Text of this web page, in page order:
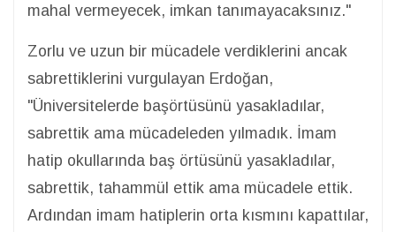
mahal vermeyecek, imkan tanımayacaksınız."
Zorlu ve uzun bir mücadele verdiklerini ancak
sabrettiklerini vurgulayan Erdoğan,
"Üniversitelerde başörtüsünü yasakladılar,
sabrettik ama mücadeleden yılmadık. İmam
hatip okullarında baş örtüsünü yasakladılar,
sabrettik, tahammül ettik ama mücadele ettik.
Ardından imam hatiplerin orta kısmını kapattılar,